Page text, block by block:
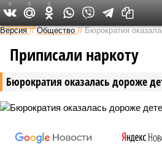
Федеральный
Версия //Общество //Бюрократия
Бюрократия оказалась дороже
Приписали наркоту
0 0 0